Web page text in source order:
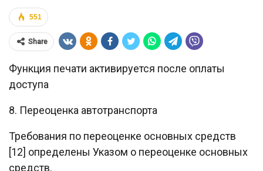
551
Share
Функция печати активируется после оплаты
доступа
8. Переоценка автотранспорта
Требования по переоценке основных средств
[12] определены Указом о переоценке основных
средств.